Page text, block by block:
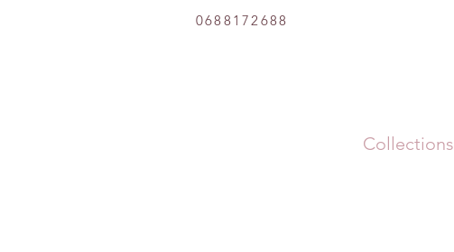
0688172688
Collections